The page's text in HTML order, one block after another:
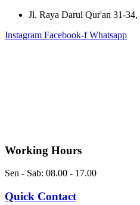
Skip
content
Jl. Raya Darul Qur'an 31-
Instagram Facebook-f Whatsapp
Working Hours
Sen - Sab: 08.00 - 17.00
Quick Contact